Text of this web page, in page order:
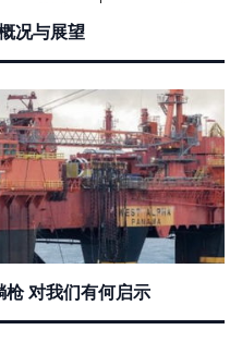
况与展望
对我们有何启示